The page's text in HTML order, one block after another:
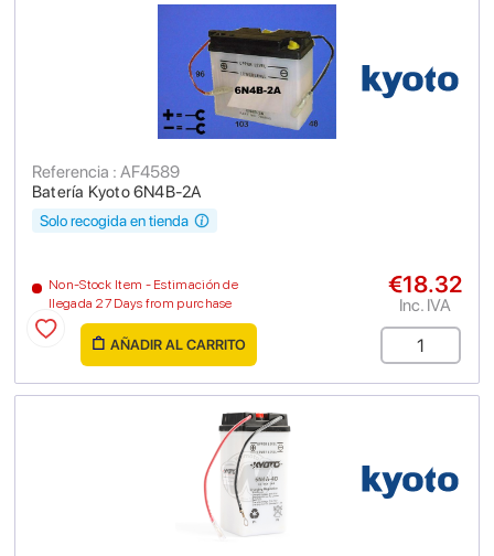
Batería Kyoto 6N4B-2A
Referencia : AF4589
Non-Stock Item - Estimación de
llegada 27 Days from purchase
Solo recogida en tienda
€18.32
Inc. IVA
AÑADIR AL CARRITO